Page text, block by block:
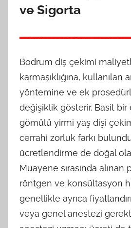
ve Sigorta
Bodrum diş çekimi
karmaşıklığına, kullanılan
yöntemine ve ek
değişiklik gösterir. Basit bir
gömülü yirmi yaş dişi
cerrahi zorluk farkı
ücretlendirme de doğal
Muayene sırasında alınan
röntgen ve konsültasyon
genellikle ayrıca
veya genel anestezi